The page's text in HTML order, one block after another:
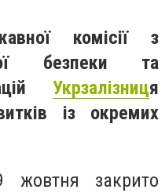
комісії з
безпеки та
Укрзалізниця
із окремих
закрито